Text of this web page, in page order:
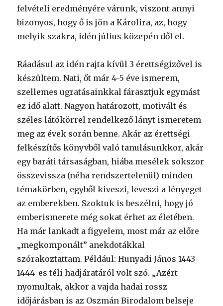
felvételi eredményére várunk, viszont annyi
bizonyos, hogy ő is jön a Károlira, az, hogy
melyik szakra, idén július közepén dől el.
Ráadásul az idén rajta kívül 3 érettségizővel is
készültem. Nati, őt már 4-5 éve ismerem,
szellemes ugratásainkkal fárasztjuk egymást
ez idő alatt. Nagyon határozott, motivált és
széles látókörrel rendelkező lányt ismeretem
meg az évek során benne. Akár az érettségi
felkészítős könyvből való tanulásunkkor, akár
egy baráti társaságban, hiába mesélek sokszor
összevissza (néha rendszertelenül) minden
témakörben, egyből kiveszi, leveszi a lényeget
az emberekben. Szoktuk is beszélni, hogy jó
emberismerete még sokat érhet az életében.
Ha már lankadt a figyelem, most már az előre
„megkomponált” anekdotákkal
szórakoztattam. Például: Hunyadi János 1443-
1444-es téli hadjáratáról volt szó. „Azért
nyomultak, akkor a vajda hadai rossz
időjárásban is az Oszmán Birodalom belseje